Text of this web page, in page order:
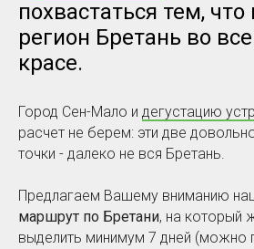
похвастаться тем,
регион Бретань во
красе.
Город Сен-Мало и дегустацию
расчет не берем: эти две
точки - далеко не вся Бретань.
Предлагаем Вашему вниманию
маршрут по Бретани, на который
выделить минимум 7 дней (можно